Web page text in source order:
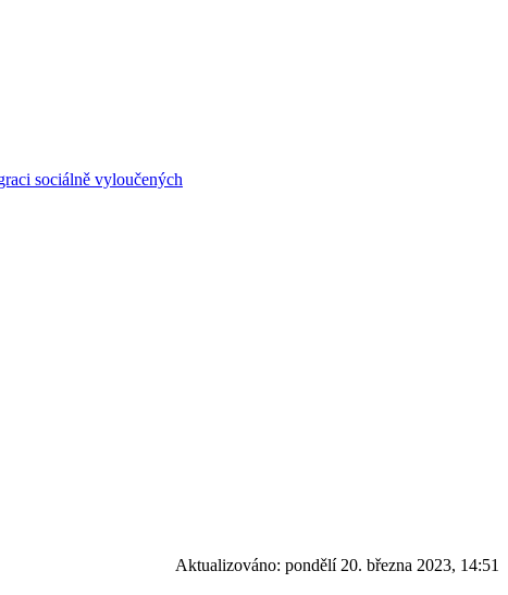
sociálně vyloučených
Aktualizováno: pondělí 20. března 2023, 14:51